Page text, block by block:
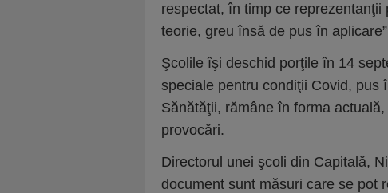
respectat, în timp ce reprezentanţii
teorie, greu însă de pus în
Şcolile îşi deschid porţile în 14
speciale pentru condiţii Covid, pus
Sănătăţii, rămâne în forma
provocări.
Directorul unei şcoli din Capitală,
document sunt măsuri care se pot